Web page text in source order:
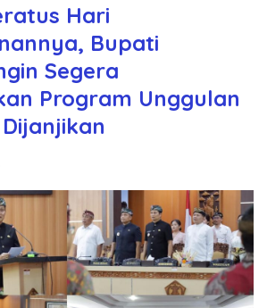
Hari
Bupati
Segera
Program Unggulan